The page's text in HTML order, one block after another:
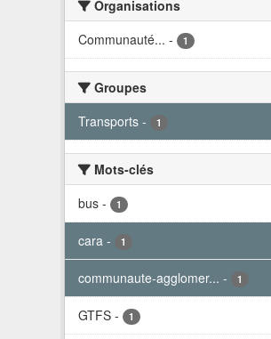
Organisations
Communauté... - 1
Groupes
Transports - 1
Mots-clés
bus - 1
cara - 1
communaute-agglomer... - 1
GTFS - 1